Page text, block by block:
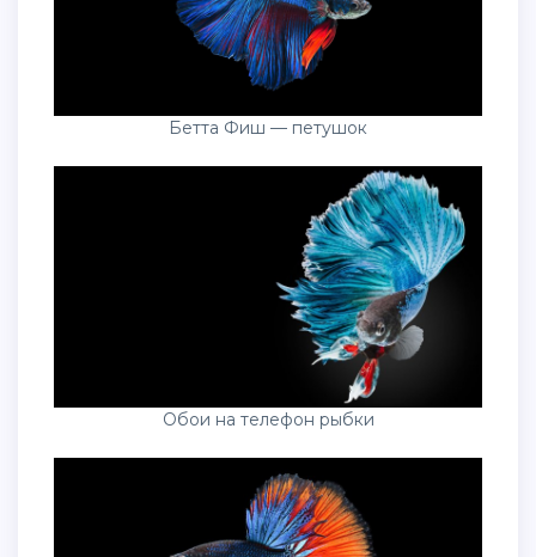
Бетта Фиш — петушок
Обои на телефон рыбки